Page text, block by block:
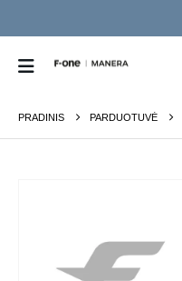
PRADINIS PARDUOTUVĖ